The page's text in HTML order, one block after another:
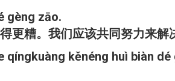
gèng zāo.
更糟。我们应该共同努力来解
qíngkuàng kěnéng huì biàn